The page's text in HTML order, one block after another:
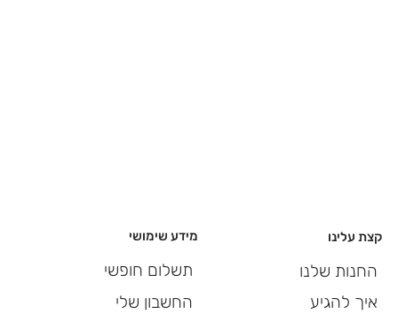
מידע שימושי
תשלום חופשי
החשבון שלי
קצת עלינו
החנות שלנו
איך להגיע